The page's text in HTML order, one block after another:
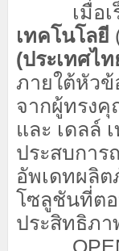
เมื่อเร็ว
เทคโนโลยี
(ประเทศไท
ภายใต้หัวข้
จากผู้ทรง
และ เดลล์
ประสบการ
อัพเดทผลิ
โซลูชันที่ต
ประสิทธิภา
OPEN-